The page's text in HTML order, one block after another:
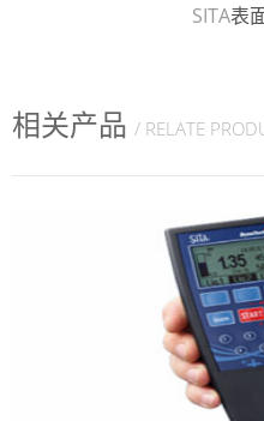
SITA表
相关产品 / RELATE